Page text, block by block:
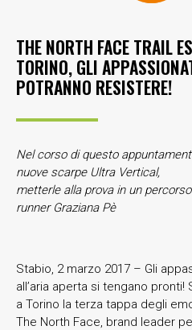
THE NORTH FACE TRAIL
TORINO, GLI
POTRANNO RESISTERE!
Nel corso di questo
nuove scarpe Ultra Vertical,
metterle alla prova in un
runner Graziana Pè
Stabio, 2 marzo 2017 – Gli
all’aria aperta si tengano
a Torino la terza tappa degli
The North Face, brand leader